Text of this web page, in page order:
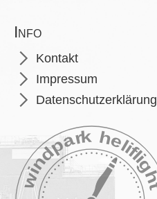
Info
Navigation
überspringen
Kontakt
Impressum
Datenschutzerklärung